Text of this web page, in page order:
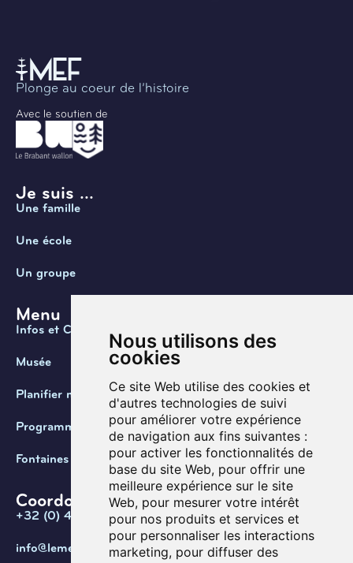
Nous utilisons des
cookies
Ce site Web utilise des cookies et
d'autres technologies de suivi
pour améliorer votre expérience
de navigation aux fins suivantes :
pour activer les fonctionnalités de
base du site Web, pour offrir une
meilleure expérience sur le site
Web, pour mesurer votre intérêt
pour nos produits et services et
pour personnaliser les interactions
marketing, pour diffuser des
Plonge au coeur de l’histoire
Avec le soutien de
Je suis ...
Une famille
Une école
Un groupe
Menu
Infos et Contact
Musée
Planifier ma visite
Programmation
Fontaines de Belgique
Coordonnées
+32 (0) 470 / 67.20.55
info@lemef.be